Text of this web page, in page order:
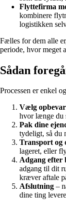
Flyttefirma
kombinere
logistikken
Fælles for dem alle
periode, hvor meget
Sådan
Processen er enkel
Vælg
hvor længe du
Pak dine
tydeligt, så du
Transport og
lageret, eller
Adgang efter
adgang til dit
kræver aftale
Afslutning –
dine ting